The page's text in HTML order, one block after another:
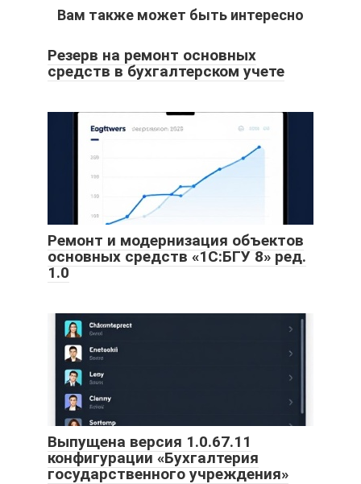
Вам также может быть интересно
Резерв на ремонт основных
средств в бухгалтерском учете
Ремонт и модернизация объектов
основных средств «1С:БГУ 8» ред.
1.0
Выпущена версия 1.0.67.11
конфигурации «Бухгалтерия
государственного учреждения»